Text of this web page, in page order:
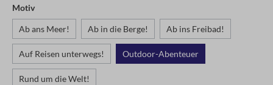
Motiv
Ab ans Meer! Ab in die Berge! Ab ins Freibad!
Auf Reisen unterwegs! Outdoor-Abenteuer
Rund um die Welt!